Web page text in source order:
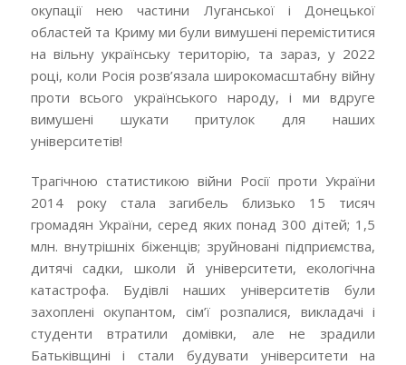
окупації нею частини Луганської і Донецької
областей та Криму ми були вимушені переміститися
на вільну українську територію, та зараз, у 2022
році, коли Росія розв’язала широкомасштабну війну
проти всього українського народу, і ми вдруге
вимушені шукати притулок для наших
університетів!
Трагічною статистикою війни Росії проти України
2014 року стала загибель близько 15 тисяч
громадян України, серед яких понад 300 дітей; 1,5
млн. внутрішніх біженців; зруйновані підприємства,
дитячі садки, школи й університети, екологічна
катастрофа. Будівлі наших університетів були
захоплені окупантом, сім’ї розпалися, викладачі і
студенти втратили домівки, але не зрадили
Батьківщині і стали будувати університети на